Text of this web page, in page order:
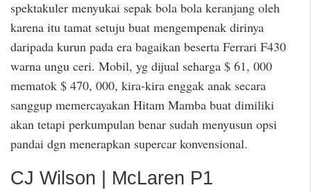
spektakuler menyukai sepak bola bola keranjang oleh
karena itu tamat setuju buat mengempenak dirinya
daripada kurun pada era bagaikan beserta Ferrari F430
warna ungu ceri. Mobil, yg dijual seharga $ 61, 000
mematok $ 470, 000, kira-kira enggak anak secara
sanggup memercayakan Hitam Mamba buat dimiliki
akan tetapi perkumpulan benar sudah menyusun opsi
pandai dgn menerapkan supercar konvensional.
CJ Wilson | McLaren P1